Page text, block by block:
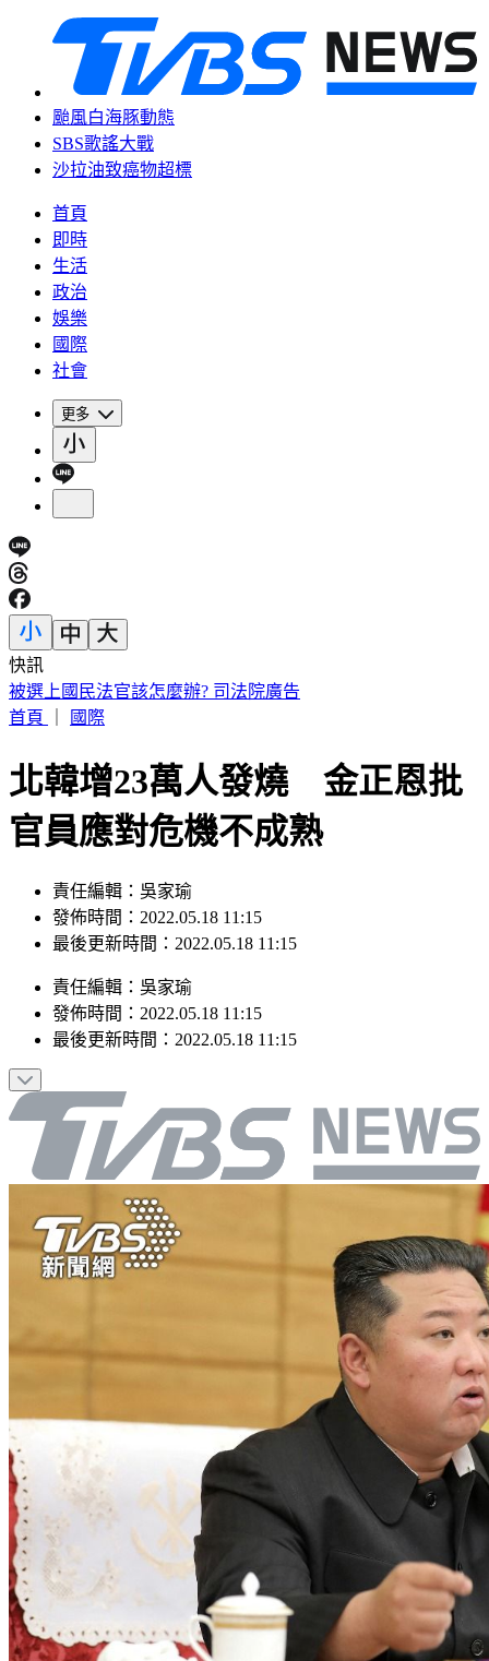
颱風白海豚動態
SBS歌謠大戰
沙拉油致癌物超標
首頁
即時
生活
政治
娛樂
國際
社會
更多
快訊
快訊／颱風白海豚「海警發布」！首波警戒範圍出爐
首頁
國際
北韓增23萬人發燒 金正恩批
官員應對危機不成熟
責任編輯：吳家瑜
發佈時間：2022.05.18 11:15
最後更新時間：2022.05.18 11:15
責任編輯 ： 吳家瑜
發佈時間： 2022.05.18 11:15
最後更新時間： 2022.05.18 11:15